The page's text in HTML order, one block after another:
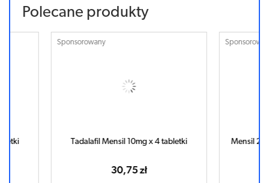
Polecane produkty
Sponsorowany
Tadalafil Mensil 10mg x 4 tabletki
30,75 zł
Mensil